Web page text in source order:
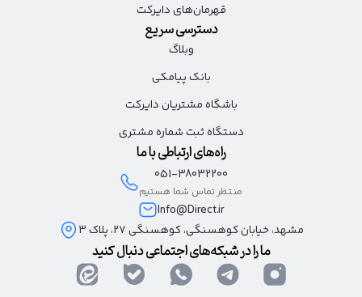
قهرمان‌های دایرکت
دسترسی سریع
وبلاگ
بانک پیامکی
باشگاه مشتریان دایرکت
دستگاه ثبت شماره مشتری
راه‌های ارتباطی با ما
051-38032200
منتظر تماس شما هستیم
Info@Direct.ir
مشهد، خیابان کوهسنگی، کوهسنگی ۲۷، پلاک 3
ما را در شبکه‌های اجتماعی دنبال کنید